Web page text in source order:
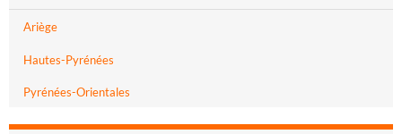
Ariège
Hautes-Pyrénées
Pyrénées-Orientales